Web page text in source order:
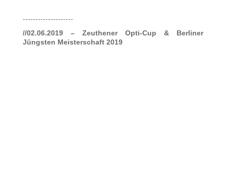
--------------------
//02.06.2019 – Zeuthener Opti-Cup & Berliner
Jüngsten Meisterschaft 2019